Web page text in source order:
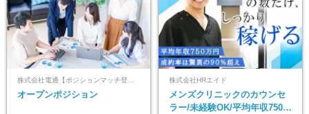
株式会社電通【ポジションマッチ登録】
オープンポジション
株式会社HRエイド
メンズクリニックのカウンセ
ラー/未経験OK/平均年収750万